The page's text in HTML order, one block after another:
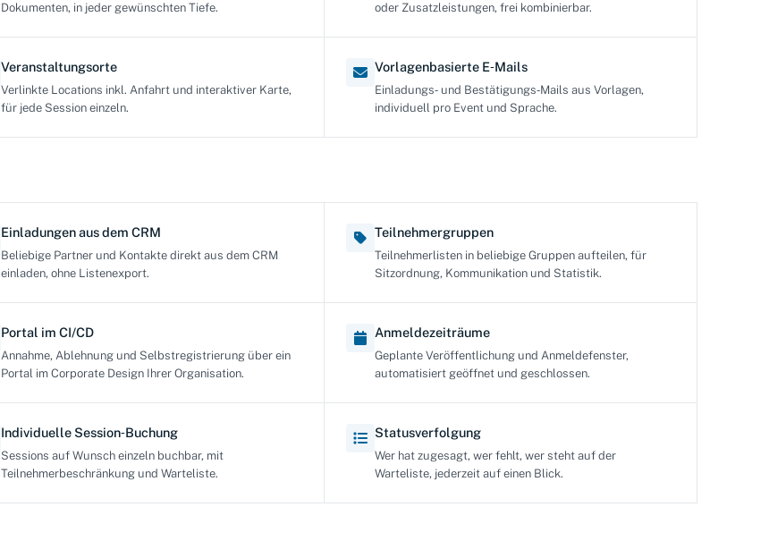
Dokumenten, in jeder gewünschten Tiefe.
oder Zusatzleistungen, frei kombinierbar.
Veranstaltungsorte
Verlinkte Locations inkl. Anfahrt und interaktiver Karte,
für jede Session einzeln.
Vorlagenbasierte E‑Mails
Einladungs‑ und Bestätigungs‑Mails aus Vorlagen,
individuell pro Event und Sprache.
Einladungen aus dem CRM
Beliebige Partner und Kontakte direkt aus dem CRM
einladen, ohne Listenexport.
Teilnehmergruppen
Teilnehmerlisten in beliebige Gruppen aufteilen, für
Sitzordnung, Kommunikation und Statistik.
Portal im CI/CD
Annahme, Ablehnung und Selbstregistrierung über ein
Portal im Corporate Design Ihrer Organisation.
Anmeldezeiträume
Geplante Veröffentlichung und Anmeldefenster,
automatisiert geöffnet und geschlossen.
Individuelle Session‑Buchung
Sessions auf Wunsch einzeln buchbar, mit
Teilnehmerbeschränkung und Warteliste.
Statusverfolgung
Wer hat zugesagt, wer fehlt, wer steht auf der
Warteliste, jederzeit auf einen Blick.